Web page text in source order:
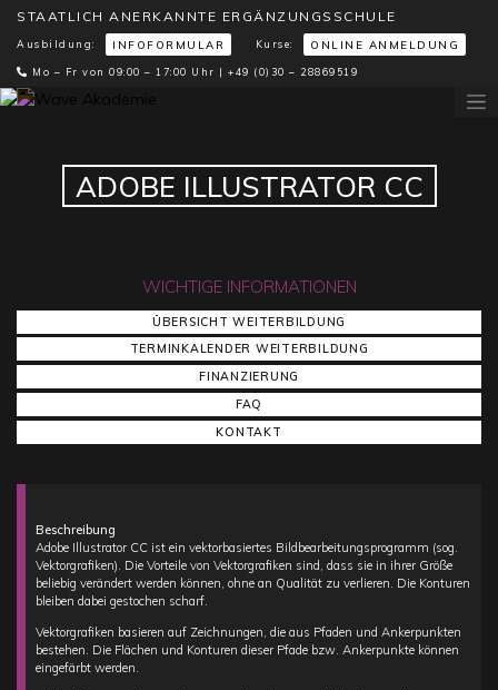
STAATLICH ANERKANNTE ERGÄNZUNGSSCHULE
Ausbildung: INFOFORMULAR Kurse: ONLINE ANMELDUNG
Mo – Fr von 09:00 – 17:00 Uhr | +49 (0)30 – 28869519
ADOBE ILLUSTRATOR CC
WICHTIGE INFORMATIONEN
ÜBERSICHT WEITERBILDUNG
TERMINKALENDER WEITERBILDUNG
FINANZIERUNG
FAQ
KONTAKT
Beschreibung
Adobe Illustrator CC ist ein vektorbasiertes Bildbearbeitungsprogramm (sog.
Vektorgrafiken). Die Vorteile von Vektorgrafiken sind, dass sie in ihrer Größe
beliebig verändert werden können, ohne an Qualität zu verlieren. Die Konturen
bleiben dabei gestochen scharf.
Vektorgrafiken basieren auf Zeichnungen, die aus Pfaden und Ankerpunkten
bestehen. Die Flächen und Konturen dieser Pfade bzw. Ankerpunkte können
eingefärbt werden.